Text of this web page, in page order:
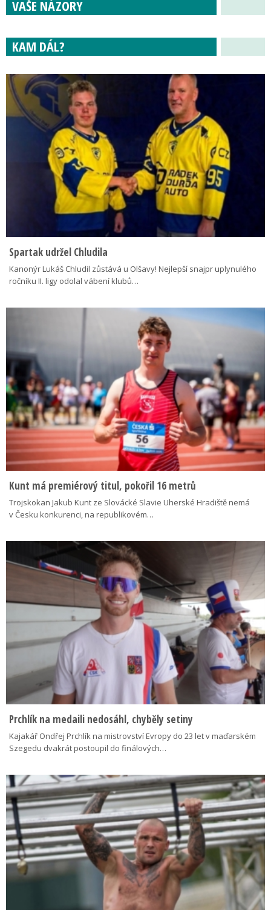
VAŠE NÁZORY
KAM DÁL?
Spartak udržel Chludila
Kanonýr Lukáš Chludil zůstává u Olšavy! Nejlepší snajpr uplynulého
ročníku II. ligy odolal vábení klubů…
Kunt má premiérový titul, pokořil 16 metrů
Trojskokan Jakub Kunt ze Slovácké Slavie Uherské Hradiště nemá
v Česku konkurenci, na republikovém…
Prchlík na medaili nedosáhl, chyběly setiny
Kajakář Ondřej Prchlík na mistrovství Evropy do 23 let v maďarském
Szegedu dvakrát postoupil do finálových…